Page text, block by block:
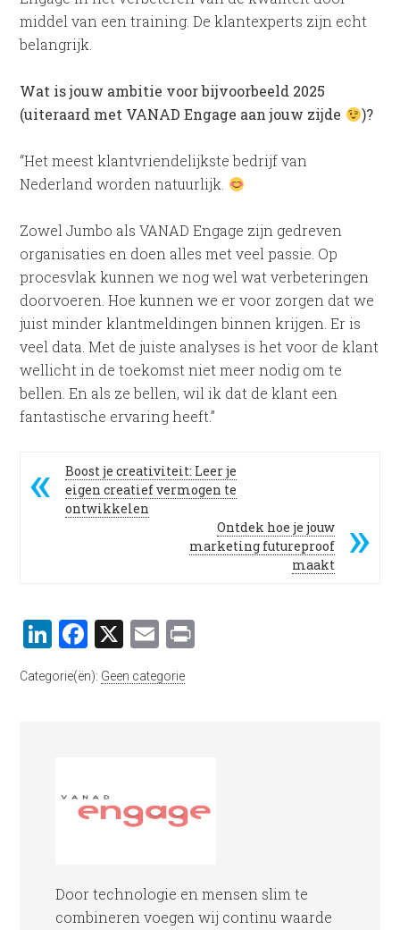
middel van een training. De klantexperts zijn echt
belangrijk.
Wat is jouw ambitie voor bijvoorbeeld 2025
(uiteraard met VANAD Engage aan jouw zijde
)?
“Het meest klantvriendelijkste bedrijf van
Nederland worden natuurlijk.
Zowel Jumbo als VANAD Engage zijn gedreven
organisaties en doen alles met veel passie. Op
procesvlak kunnen we nog wel wat verbeteringen
doorvoeren. Hoe kunnen we er voor zorgen dat we
juist minder klantmeldingen binnen krijgen. Er is
veel data. Met de juiste analyses is het voor de klant
wellicht in de toekomst niet meer nodig om te
bellen. En als ze bellen, wil ik dat de klant een
fantastische ervaring heeft.”
Boost je creativiteit: Leer je
eigen creatief vermogen te
ontwikkelen
Ontdek hoe je jouw
marketing futureproof
maakt
LinkedIn
Facebook
X Email
Categorie(ën): Geen categorie
Door technologie en mensen slim te
combineren voegen wij continu waarde